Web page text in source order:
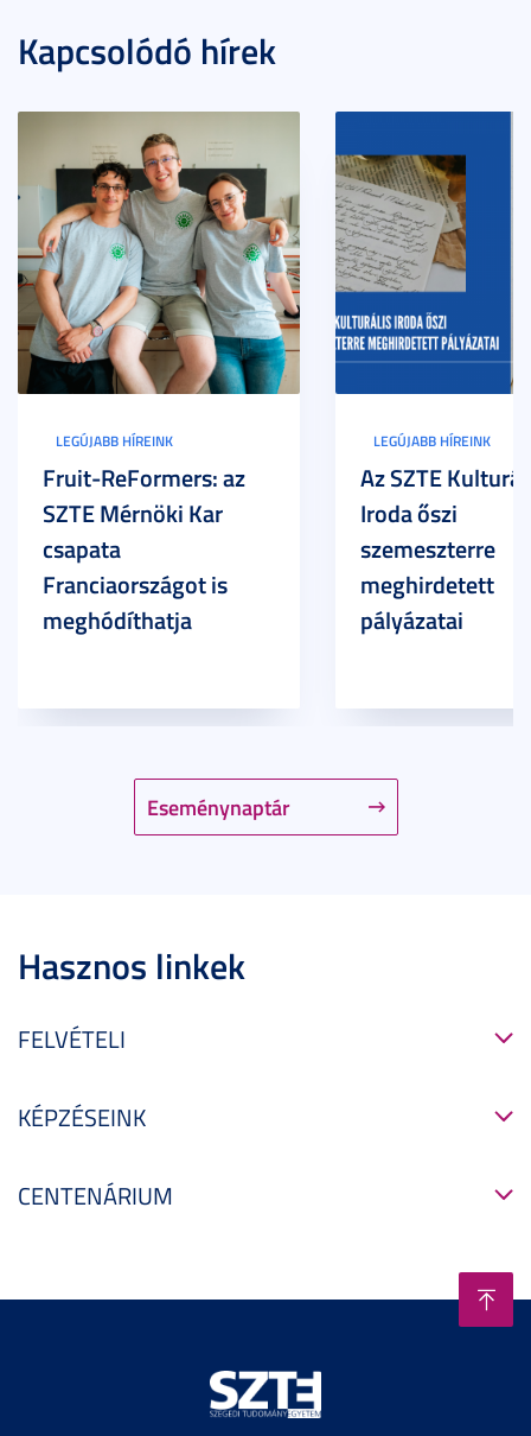
Kapcsolódó hírek
Eseménynaptár
LEGÚJABB HÍREINK
Fruit-ReFormers: az
SZTE Mérnöki Kar
csapata
Franciaországot is
meghódíthatja
LEGÚJABB HÍREINK
Az SZTE
Iroda őszi
szemeszterre
meghirdetett
pályázatai
Hasznos linkek
FELVÉTELI
KÉPZÉSEINK
CENTENÁRIUM